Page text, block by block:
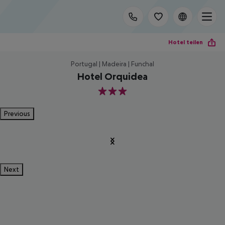
Hotel teilen
Portugal | Madeira | Funchal
Hotel Orquidea
3
Previous
Next